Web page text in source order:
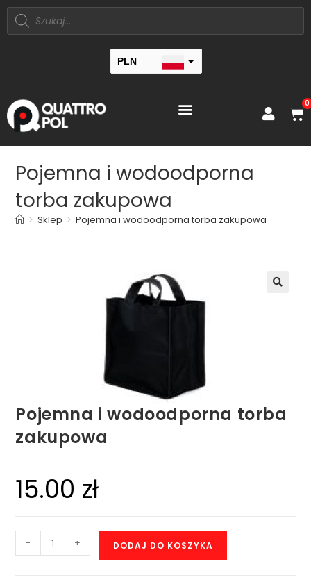
PLN
0
Pojemna i wodoodporna
torba zakupowa
> Sklep > Pojemna i wodoodporna torba zakupowa
Pojemna i wodoodporna torba
zakupowa
15.00 zł
- + DODAJ DO KOSZYKA